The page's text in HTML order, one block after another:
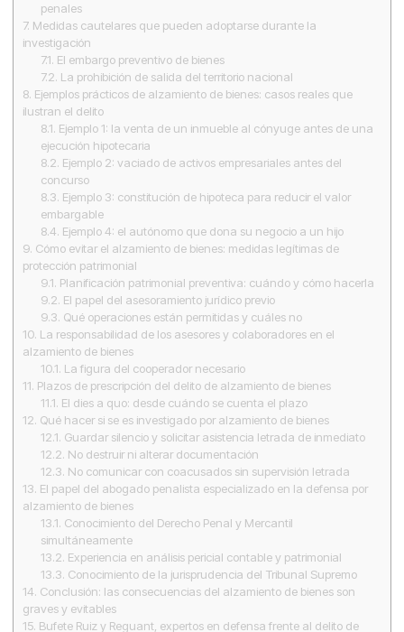
penales
7. Medidas cautelares que pueden adoptarse durante la
investigación
7.1. El embargo preventivo de bienes
7.2. La prohibición de salida del territorio nacional
8. Ejemplos prácticos de alzamiento de bienes: casos reales que
ilustran el delito
8.1. Ejemplo 1: la venta de un inmueble al cónyuge antes de una
ejecución hipotecaria
8.2. Ejemplo 2: vaciado de activos empresariales antes del
concurso
8.3. Ejemplo 3: constitución de hipoteca para reducir el valor
embargable
8.4. Ejemplo 4: el autónomo que dona su negocio a un hijo
9. Cómo evitar el alzamiento de bienes: medidas legítimas de
protección patrimonial
9.1. Planificación patrimonial preventiva: cuándo y cómo hacerla
9.2. El papel del asesoramiento jurídico previo
9.3. Qué operaciones están permitidas y cuáles no
10. La responsabilidad de los asesores y colaboradores en el
alzamiento de bienes
10.1. La figura del cooperador necesario
11. Plazos de prescripción del delito de alzamiento de bienes
11.1. El dies a quo: desde cuándo se cuenta el plazo
12. Qué hacer si se es investigado por alzamiento de bienes
12.1. Guardar silencio y solicitar asistencia letrada de inmediato
12.2. No destruir ni alterar documentación
12.3. No comunicar con coacusados sin supervisión letrada
13. El papel del abogado penalista especializado en la defensa por
alzamiento de bienes
13.1. Conocimiento del Derecho Penal y Mercantil
simultáneamente
13.2. Experiencia en análisis pericial contable y patrimonial
13.3. Conocimiento de la jurisprudencia del Tribunal Supremo
14. Conclusión: las consecuencias del alzamiento de bienes son
graves y evitables
15. Bufete Ruiz y Reguant, expertos en defensa frente al delito de